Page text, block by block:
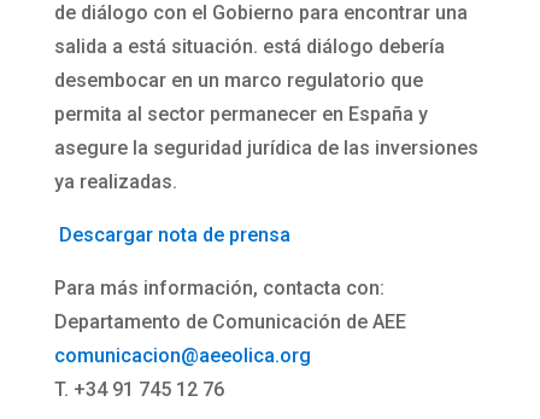
de diálogo con el Gobierno para encontrar una
salida a está situación. está diálogo debería
desembocar en un marco regulatorio que
permita al sector permanecer en España y
asegure la seguridad jurídica de las inversiones
ya realizadas.
Descargar nota de prensa
Para más información, contacta con:
Departamento de Comunicación de AEE
comunicacion@aeeolica.org
T. +34 91 745 12 76